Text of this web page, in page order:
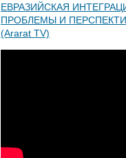
ЕВРАЗИЙСКАЯ
ПРОБЛЕМЫ И
(Ararat TV)